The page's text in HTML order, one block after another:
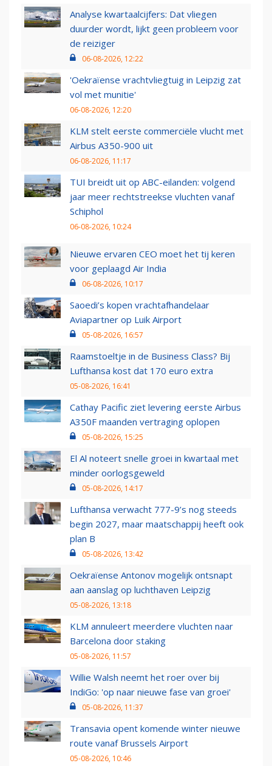
Analyse kwartaalcijfers: Dat vliegen
duurder wordt, lijkt geen probleem voor
de reiziger
06-08-2026, 12:22
'Oekraïense vrachtvliegtuig in Leipzig zat
vol met munitie'
06-08-2026, 12:20
KLM stelt eerste commerciële vlucht met
Airbus A350-900 uit
06-08-2026, 11:17
TUI breidt uit op ABC-eilanden: volgend
jaar meer rechtstreekse vluchten vanaf
Schiphol
06-08-2026, 10:24
Nieuwe ervaren CEO moet het tij keren
voor geplaagd Air India
06-08-2026, 10:17
Saoedi’s kopen vrachtafhandelaar
Aviapartner op Luik Airport
05-08-2026, 16:57
Raamstoeltje in de Business Class? Bij
Lufthansa kost dat 170 euro extra
05-08-2026, 16:41
Cathay Pacific ziet levering eerste Airbus
A350F maanden vertraging oplopen
05-08-2026, 15:25
El Al noteert snelle groei in kwartaal met
minder oorlogsgeweld
05-08-2026, 14:17
Lufthansa verwacht 777-9’s nog steeds
begin 2027, maar maatschappij heeft ook
plan B
05-08-2026, 13:42
Oekraïense Antonov mogelijk ontsnapt
aan aanslag op luchthaven Leipzig
05-08-2026, 13:18
KLM annuleert meerdere vluchten naar
Barcelona door staking
05-08-2026, 11:57
Willie Walsh neemt het roer over bij
IndiGo: 'op naar nieuwe fase van groei'
05-08-2026, 11:37
Transavia opent komende winter nieuwe
route vanaf Brussels Airport
05-08-2026, 10:46